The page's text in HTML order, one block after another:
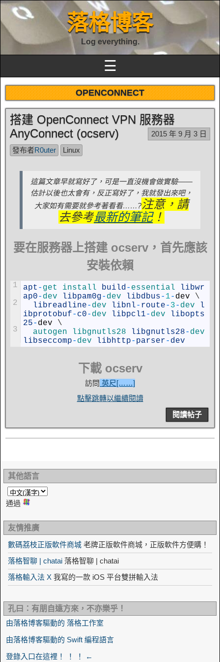
落格博客
Log everything.
☰
OPENCONNECT
搭建 OpenConnect VPN 服務器
AnyConnect (ocserv)
2015 年 9 月 3 日
發布者R0uter Linux
這篇文章早就寫好了，可是一直沒機會做實驗——
估計以後也太會有，反正寫好了，我就發出來吧，
大家如有需要就參考著看看……?注意，請
去參考最新的筆記！
要在服務器上搭建 ocserv，首先應該
安裝依賴
1
2
3
apt - get install build- essential
libwr
ap0- dev libpam0g- dev libdbus- 1- dev
\
libreadline- dev libnl- route- 3- dev
l
ibprotobuf- c0- dev libpcl1- dev
libopts
25- dev
\
autogen
libgnutls28 libgnutls28-
libseccomp- dev libhttp- parser- dev
下載 ocserv
訪問 英尺[……]
點擊跳轉以繼續閱讀
閱讀帖子
其他語言
通過
友情推廣
數碼荔枝正版軟件商城 老牌正版軟件商城，正版軟件方便購！
落格智聊 | chatai 落格智聊 | chatai
落格輸入法 X 我寫的一款 iOS 平台雙拼輸入法
孔曰：有朋自遠方來，不亦樂乎！
由落格博客驅動的 落格工作室
由落格博客驅動的 Swift 編程語言
登錄入口在這裡！ ！ ！ ←